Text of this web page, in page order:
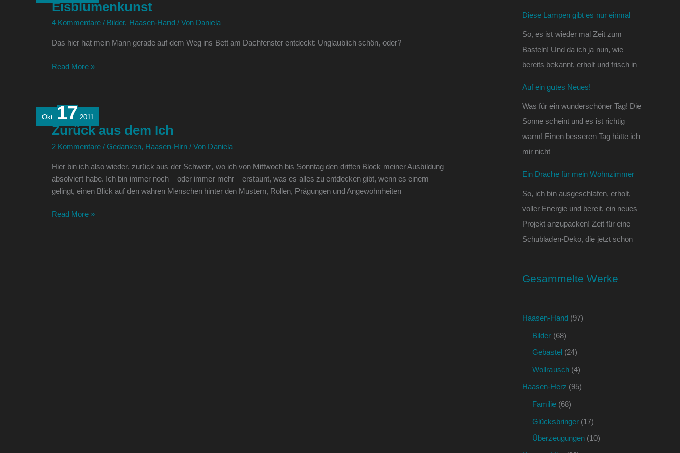
Eisblumenkunst
4 Kommentare / Bilder, Haasen-Hand / Von Daniela
Das hier hat mein Mann gerade auf dem Weg ins Bett am Dachfenster entdeckt: Unglaublich schön, oder?
Read More »
Okt. 17 2011
Zurück aus dem Ich
2 Kommentare / Gedanken, Haasen-Hirn / Von Daniela
Hier bin ich also wieder, zurück aus der Schweiz, wo ich von Mittwoch bis Sonntag den dritten Block meiner Ausbildung
absolviert habe. Ich bin immer noch – oder immer mehr – erstaunt, was es alles zu entdecken gibt, wenn es einem
gelingt, einen Blick auf den wahren Menschen hinter den Mustern, Rollen, Prägungen und Angewohnheiten
Zurück
aus
dem
Ich
Read More »
Diese Lampen gibt es nur einmal
So, es ist wieder mal Zeit zum
Basteln! Und da ich ja nun, wie
bereits bekannt, erholt und frisch in
Auf ein gutes Neues!
Was für ein wunderschöner Tag! Die
Sonne scheint und es ist richtig
warm! Einen besseren Tag hätte ich
mir nicht
Ein Drache für mein Wohnzimmer
So, ich bin ausgeschlafen, erholt,
voller Energie und bereit, ein neues
Projekt anzupacken! Zeit für eine
Schubladen-Deko, die jetzt schon
Gesammelte Werke
Haasen-Hand (97)
Bilder (68)
Gebastel (24)
Wollrausch (4)
Haasen-Herz (95)
Familie (68)
Glücksbringer (17)
Überzeugungen (10)